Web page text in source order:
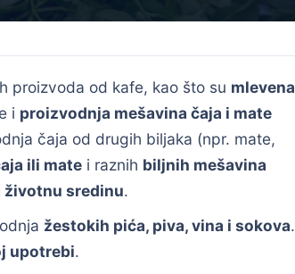
proizvoda od kafe, kao što su mlevena
i proizvodnja mešavina čaja i mate
čaja od drugih biljaka (npr. mate,
ili mate i raznih biljnih mešavina
sredinu.
žestokih pića, piva, vina i sokova.
upotrebi.